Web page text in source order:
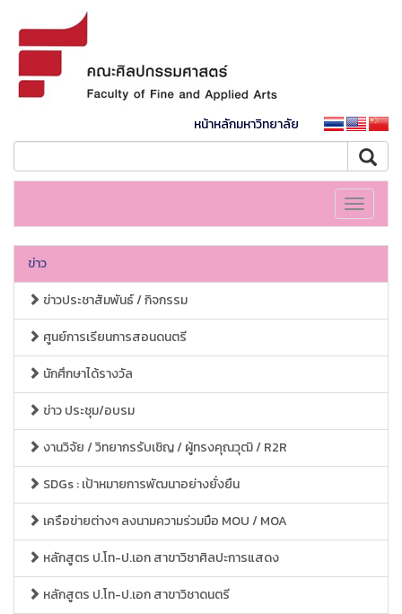
หน้าหลักมหาวิทยาลัย
Toggle
ข่าว
ข่าวประชาสัมพันธ์ / กิจกรรม
ศูนย์การเรียนการสอนดนตรี
นักศึกษาได้รางวัล
ข่าว ประชุม/อบรม
งานวิจัย / วิทยากรรับเชิญ / ผู้ทรงคุณวุฒิ / R2R
SDGs : เป้าหมายการพัฒนาอย่างยั่งยืน
เครือข่ายต่างๆ ลงนามความร่วมมือ MOU / MOA
หลักสูตร ป.โท-ป.เอก สาขาวิชาศิลปะการแสดง
หลักสูตร ป.โท-ป.เอก สาขาวิชาดนตรี